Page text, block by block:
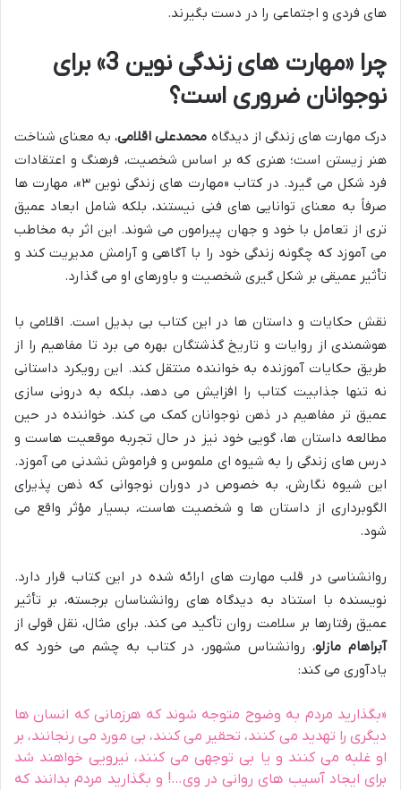
های فردی و اجتماعی را در دست بگیرند.
چرا «مهارت های زندگی نوین 3» برای
نوجوانان ضروری است؟
درک مهارت های زندگی از دیدگاه محمدعلی اقلامی، به معنای شناخت
هنر زیستن است؛ هنری که بر اساس شخصیت، فرهنگ و اعتقادات
فرد شکل می گیرد. در کتاب «مهارت های زندگی نوین ۳»، مهارت ها
صرفاً به معنای توانایی های فنی نیستند، بلکه شامل ابعاد عمیق
تری از تعامل با خود و جهان پیرامون می شوند. این اثر به مخاطب
می آموزد که چگونه زندگی خود را با آگاهی و آرامش مدیریت کند و
تأثیر عمیقی بر شکل گیری شخصیت و باورهای او می گذارد.
نقش حکایات و داستان ها در این کتاب بی بدیل است. اقلامی با
هوشمندی از روایات و تاریخ گذشتگان بهره می برد تا مفاهیم را از
طریق حکایات آموزنده به خواننده منتقل کند. این رویکرد داستانی
نه تنها جذابیت کتاب را افزایش می دهد، بلکه به درونی سازی
عمیق تر مفاهیم در ذهن نوجوانان کمک می کند. خواننده در حین
مطالعه داستان ها، گویی خود نیز در حال تجربه موقعیت هاست و
درس های زندگی را به شیوه ای ملموس و فراموش نشدنی می آموزد.
این شیوه نگارش، به خصوص در دوران نوجوانی که ذهن پذیرای
الگوبرداری از داستان ها و شخصیت هاست، بسیار مؤثر واقع می
شود.
روانشناسی در قلب مهارت های ارائه شده در این کتاب قرار دارد.
نویسنده با استناد به دیدگاه های روانشناسان برجسته، بر تأثیر
عمیق رفتارها بر سلامت روان تأکید می کند. برای مثال، نقل قولی از
آبراهام مازلو، روانشناس مشهور، در کتاب به چشم می خورد که
یادآوری می کند:
«بگذارید مردم به وضوح متوجه شوند که هرزمانی که انسان ها
دیگری را تهدید می کنند، تحقیر می کنند، بی مورد می رنجانند، بر
او غلبه می کنند و یا بی توجهی می کنند، نیرویی خواهند شد
برای ایجاد آسیب های روانی در وی…! و بگذارید مردم بدانند که